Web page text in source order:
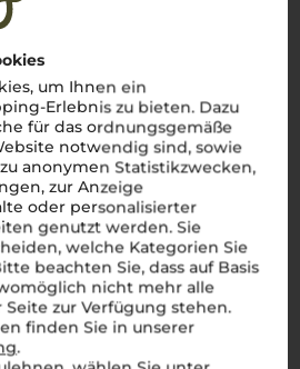
um Ihnen ein
Erlebnis zu bieten. Dazu
für das ordnungsgemäße
notwendig sind, sowie
anonymen Statistikzwecken,
zur Anzeige
oder personalisierter
genutzt werden. Sie
welche Kategorien Sie
beachten Sie, dass auf Basis
nicht mehr alle
zur Verfügung stehen.
finden Sie in unserer
.
Italiens mit einzigartigem
, wo majestätische
Charme treffen und eine
des Landes bilden.
und sonnenverwöhnten
die die Seele Italiens und das
Ob der erstklassige
Cantina Terlan , der aromatische
vollmundigeLagrein
und unverwechselbar. Dazu
wie der leichte Vernatsch,
Gerichten der alpinencucina
Weinist eine Hommage an
dieser einzigartigen Region.